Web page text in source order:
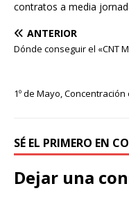
contratos a media
ANTERIOR
Dónde conseguir el «CNT
1º de Mayo,
SÉ EL PRIMERO EN
Dejar una